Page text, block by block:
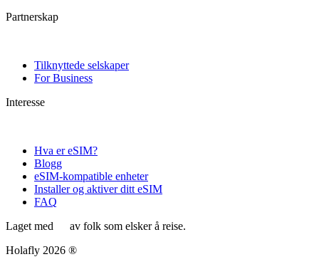
Partnerskap
Tilknyttede selskaper
For Business
Interesse
Hva er eSIM?
Blogg
eSIM-kompatible enheter
Installer og aktiver ditt eSIM
FAQ
Laget med
av folk som elsker å reise.
Holafly 2026 ®